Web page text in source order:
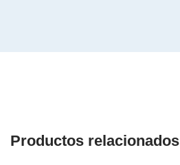
Productos relacionados